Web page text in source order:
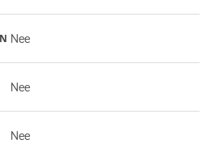
Nee
Nee
Nee